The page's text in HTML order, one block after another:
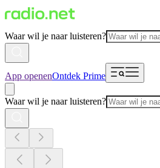
Waar wil je naar luisteren?
App openenOntdek Prime
Waar wil je naar luisteren?